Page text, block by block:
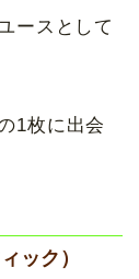
ースとして
1枚に出会
ック）